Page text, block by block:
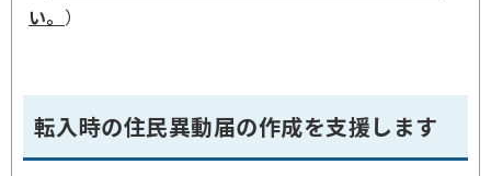
い。 ）
転入時の住民異動届の作成を支援します